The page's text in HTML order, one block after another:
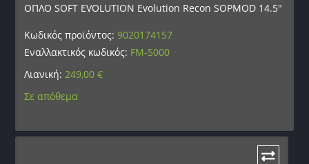
ΟΠΛΟ SOFT EVOLUTION Evolution Recon SOPMOD 14.5″
Κωδικός προϊόντος:9020174157
Εναλλακτικός κωδικός: FM-5000
Λιανική:249,00€
Σε απόθεμα